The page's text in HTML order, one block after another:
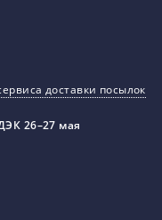
доставки посылок
26–27 мая